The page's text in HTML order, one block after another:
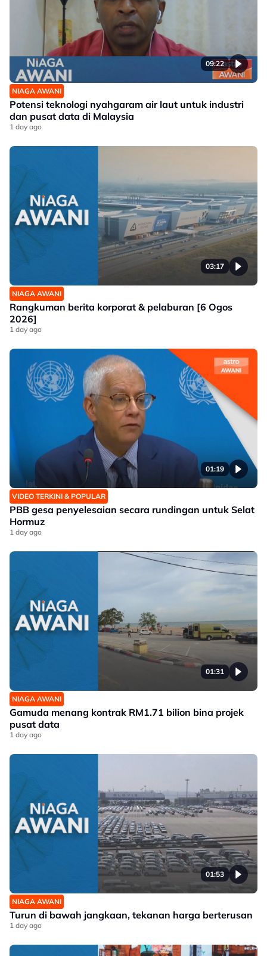
09:22
NIAGA AWANI
Potensi teknologi nyahgaram air laut untuk industri
dan pusat data di Malaysia
1 day ago
03:17
NIAGA AWANI
Rangkuman berita korporat & pelaburan [6 Ogos
2026]
1 day ago
01:19
VIDEO TERKINI & POPULAR
PBB gesa penyelesaian secara rundingan untuk Selat
Hormuz
1 day ago
01:31
NIAGA AWANI
Gamuda menang kontrak RM1.71 bilion bina projek
pusat data
1 day ago
01:53
NIAGA AWANI
Turun di bawah jangkaan, tekanan harga berterusan
1 day ago